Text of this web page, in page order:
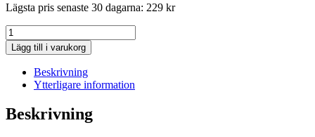
Lägsta pris senaste 30 dagarna: 229 kr
Husqvarna
Skyddsglasögon
YellowX
mängd
Lägg till i varukorg
Beskrivning
Ytterligare information
Beskrivning